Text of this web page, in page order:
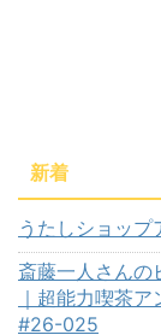
新着
うたしショッ
斎藤一人さんの
｜超能力喫茶
#26-025